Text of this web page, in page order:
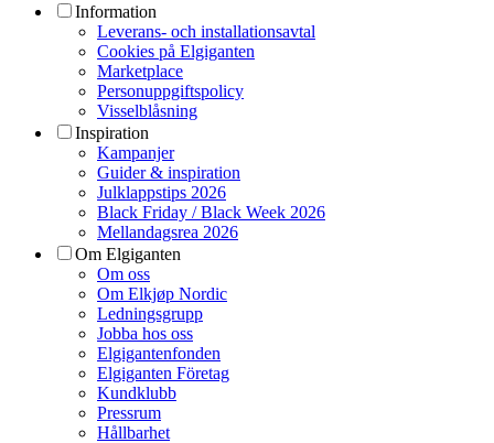
Information
Leverans- och installationsavtal
Cookies på Elgiganten
Marketplace
Personuppgiftspolicy
Visselblåsning
Inspiration
Kampanjer
Guider & inspiration
Julklappstips 2026
Black Friday / Black Week 2026
Mellandagsrea 2026
Om Elgiganten
Om oss
Om Elkjøp Nordic
Ledningsgrupp
Jobba hos oss
Elgigantenfonden
Elgiganten Företag
Kundklubb
Pressrum
Hållbarhet